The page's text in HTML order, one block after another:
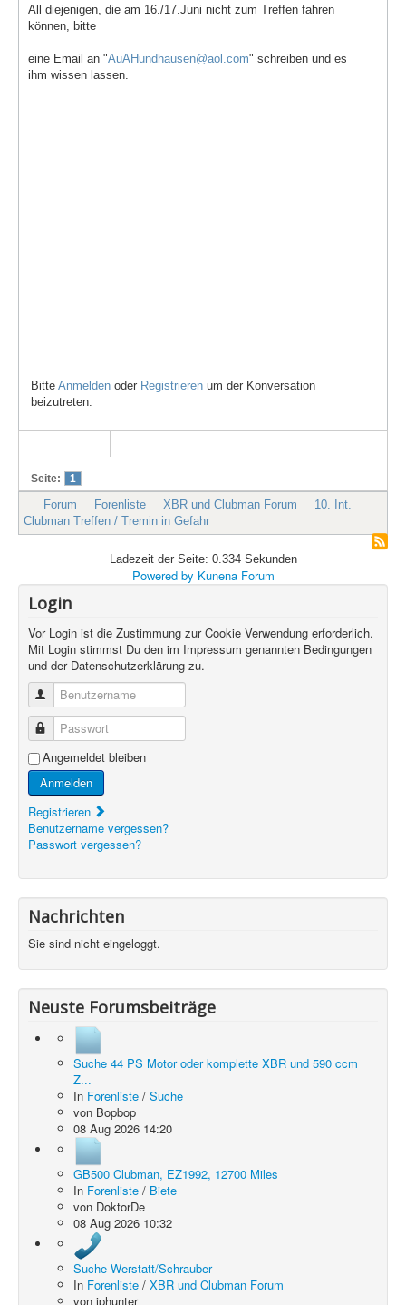
All diejenigen, die am 16./17.Juni nicht zum Treffen fahren
können, bitte
eine Email an "AuAHundhausen@aol.com" schreiben und es
ihm wissen lassen.
Bitte Anmelden oder Registrieren um der Konversation
beizutreten.
Seite: 1
Forum Forenliste XBR und Clubman Forum
10. Int.
Clubman Treffen / Tremin in Gefahr
Ladezeit der Seite: 0.334 Sekunden
Powered by Kunena Forum
Login
Vor Login ist die Zustimmung zur Cookie Verwendung erforderlich.
Mit Login stimmst Du den im Impressum genannten Bedingungen
und der Datenschutzerklärung zu.
Benutzername
Passwort
Angemeldet bleiben
Anmelden
Registrieren
Benutzername vergessen?
Passwort vergessen?
Nachrichten
Sie sind nicht eingeloggt.
Neuste Forumsbeiträge
Suche 44 PS Motor oder komplette XBR und 590 ccm
Z...
In Forenliste / Suche
von Bopbop
08 Aug 2026 14:20
GB500 Clubman, EZ1992, 12700 Miles
In Forenliste / Biete
von DoktorDe
08 Aug 2026 10:32
Suche Werstatt/Schrauber
In Forenliste / XBR und Clubman Forum
von jphunter